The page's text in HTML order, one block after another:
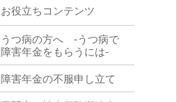
お役立ちコンテンツ
うつ病の方へ -うつ病で
障害年金をもらうには-
障害年金の不服申し立て